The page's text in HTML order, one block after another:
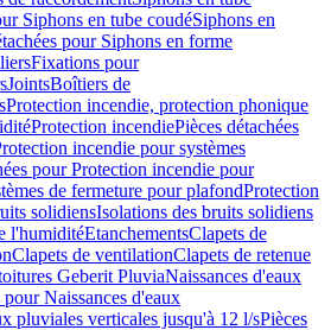
Siphons en tube coudéSiphons en
pour Siphons en forme
Fixations pour
JointsBoîtiers de
Protection incendie, protection phonique
Protection incendiePièces détachées
incendie pour systèmes
pour Protection incendie pour
de fermeture pour plafondProtection
solidiensIsolations des bruits solidiens
l'humiditéEtanchementsClapets de
Clapets de ventilationClapets de retenue
Geberit PluviaNaissances d'eaux
pour Naissances d'eaux
pluviales verticales jusqu'à 12 l/sPièces